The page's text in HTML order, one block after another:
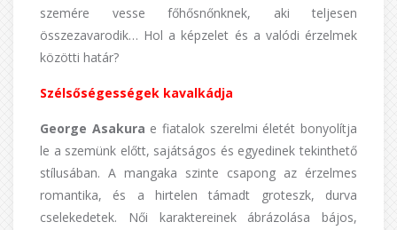
szemére vesse főhősnőnknek, aki teljesen
összezavarodik… Hol a képzelet és a valódi érzelmek
közötti határ?
Szélsőségességek kavalkádja
George Asakura e fiatalok szerelmi életét bonyolítja
le a szemünk előtt, sajátságos és egyedinek tekinthető
stílusában. A mangaka szinte csapong az érzelmes
romantika, és a hirtelen támadt groteszk, durva
cselekedetek. Női karaktereinek ábrázolása bájos,